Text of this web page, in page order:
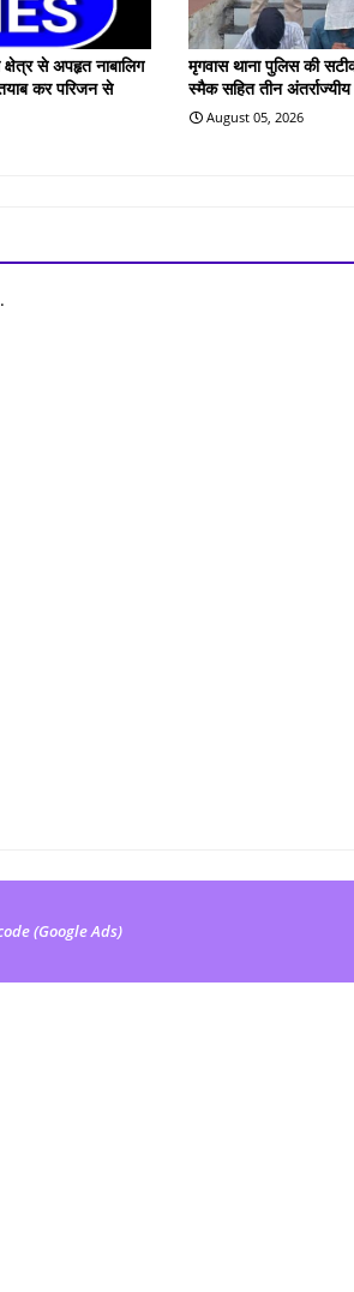
से अपहृत नाबालिग
कर परिजन से
मृगवास थाना पुलिस की
स्मैक सहित तीन
August 05, 2026
(Google Ads)